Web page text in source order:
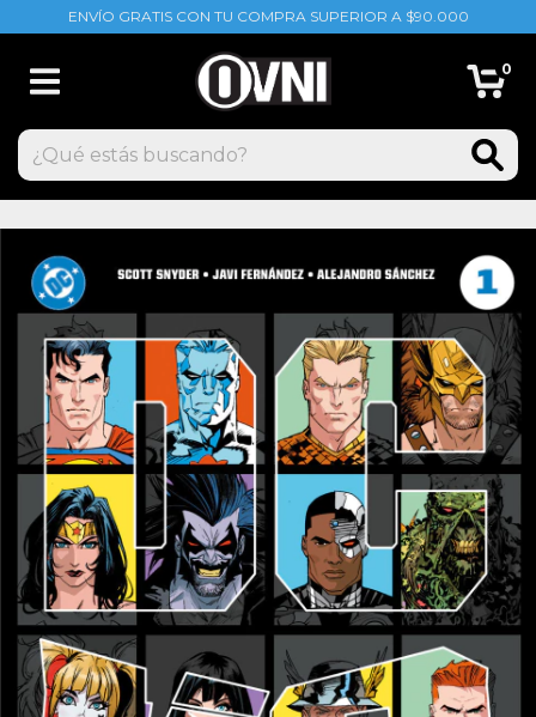
ENVÍO GRATIS CON TU COMPRA SUPERIOR A $90.000
0